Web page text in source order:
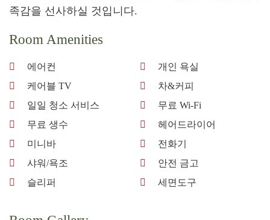
족감을 선사하실 것입니다.
Room Amenities
에어컨
개인 욕실
케어블 TV
차&커피
일일 청소 서비스
무료 Wi-Fi
무료 생수
헤어드라이어
미니바
전화기
샤워/욕조
안전 금고
슬리퍼
세면도구